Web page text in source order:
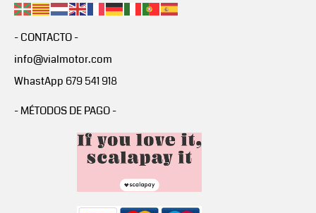
- CONTACTO -
info@vialmotor.com
WhastApp 679 541 918
- MÉTODOS DE PAGO -